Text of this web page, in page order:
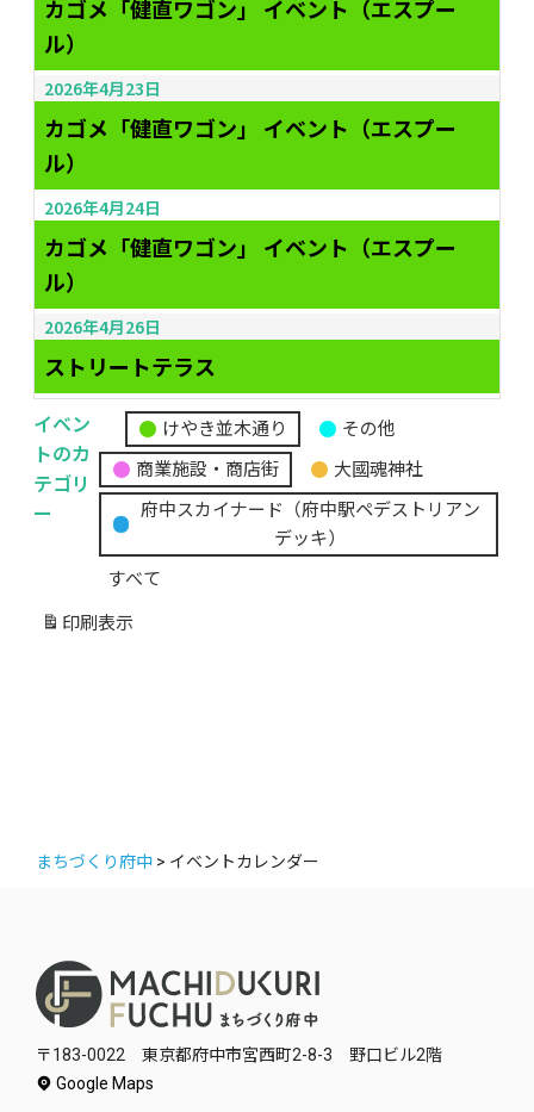
カゴメ「健直ワゴン」 イベント（エスプー
ル）
2026年4月23日
カゴメ「健直ワゴン」 イベント（エスプー
ル）
2026年4月24日
カゴメ「健直ワゴン」 イベント（エスプー
ル）
2026年4月26日
ストリートテラス
イベン
トのカ
テゴリ
ー
無
題
の
カ
テ
ゴ
リ
けやき並木通り
その他
商業施設・商店街
大國魂神社
府中スカイナード（府中駅ペデストリアン
デッキ）
すべて
印刷 表示
まちづくり府中 > イベントカレンダー
〒183-0022 東京都府中市宮西町2-8-3 野口ビル2階
Google Maps